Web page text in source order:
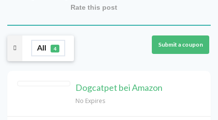
Rate this post
All 4
Submit a coupon
Dogcatpet bei Amazon
No Expires